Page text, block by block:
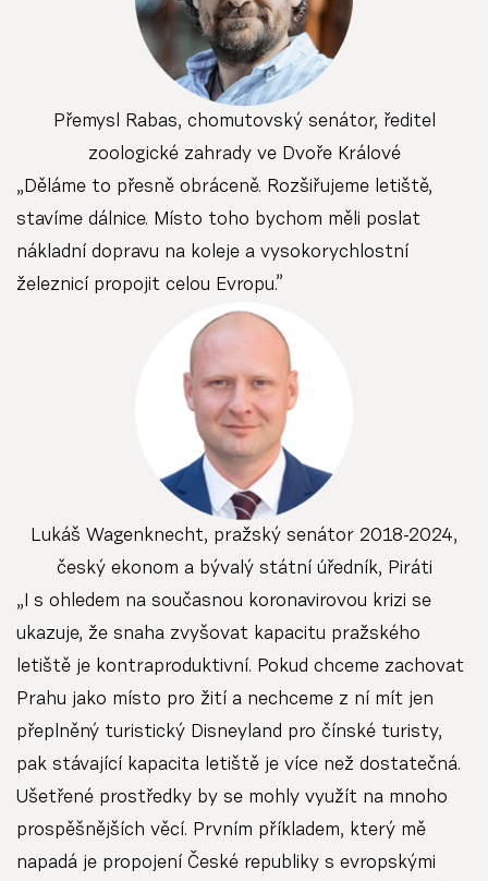
Přemysl Rabas, chomutovský senátor, ředitel
zoologické zahrady ve Dvoře Králové
„Děláme to přesně obráceně. Rozšiřujeme letiště,
stavíme dálnice. Místo toho bychom měli poslat
nákladní dopravu na koleje a vysokorychlostní
železnicí propojit celou Evropu.”
Lukáš Wagenknecht, pražský senátor 2018-2024,
český ekonom a bývalý státní úředník, Piráti
„I s ohledem na současnou koronavirovou krizi se
ukazuje, že snaha zvyšovat kapacitu pražského
letiště je kontraproduktivní. Pokud chceme zachovat
Prahu jako místo pro žití a nechceme z ní mít jen
přeplněný turistický Disneyland pro čínské turisty,
pak stávající kapacita letiště je více než dostatečná.
Ušetřené prostředky by se mohly využít na mnoho
prospěšnějších věcí. Prvním příkladem, který mě
napadá je propojení České republiky s evropskými